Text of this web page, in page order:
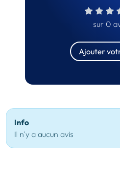
sur 0
Ajouter
Info
Il n'y a aucun avis